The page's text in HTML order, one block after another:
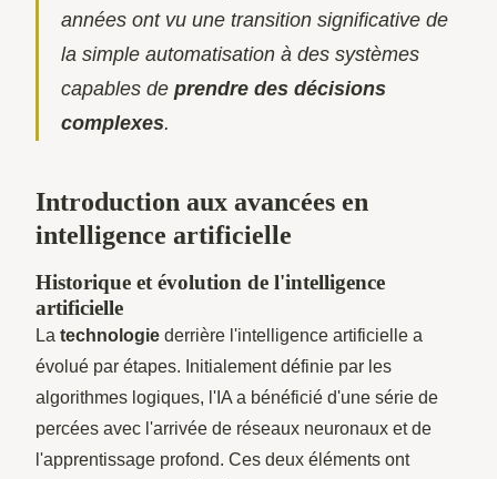
années ont vu une transition significative de
la simple automatisation à des systèmes
capables de prendre des décisions
complexes.
Introduction aux avancées en
intelligence artificielle
Historique et évolution de l'intelligence
artificielle
La technologie derrière l'intelligence artificielle a
évolué par étapes. Initialement définie par les
algorithmes logiques, l'IA a bénéficié d'une série de
percées avec l'arrivée de réseaux neuronaux et de
l'apprentissage profond. Ces deux éléments ont